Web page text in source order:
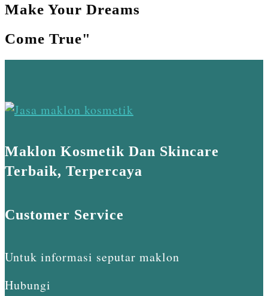
Make Your Dreams
Come True"
Maklon Kosmetik Dan Skincare
Terbaik, Terpercaya
Customer Service
Untuk informasi seputar maklon
Hubungi